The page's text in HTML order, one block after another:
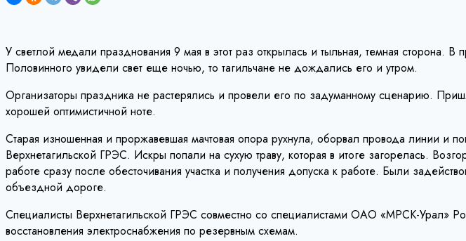
У светлой медали празднования 9 мая в этот раз открылась и тыльная, темная сторона.
Половинного увидели свет еще ночью, то тагильчане не дождались его и утром.
Организаторы праздника не растерялись и провели его по задуманному сценарию.
хорошей оптимистичной ноте.
Старая изношенная и проржавевшая мачтовая опора рухнула, оборвал провода линии
Верхнетагильской ГРЭС. Искры попали на сухую траву, которая в итоге загорелась.
работе сразу после обесточивания участка и получения допуска к работе. Были
объездной дороге.
Специалисты Верхнетагильской ГРЭС совместно со специалистами ОАО «МРСК-Урал»
восстановления электроснабжения по резервным схемам.